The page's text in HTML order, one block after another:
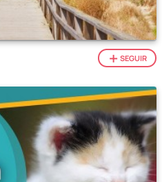
SEGUIR